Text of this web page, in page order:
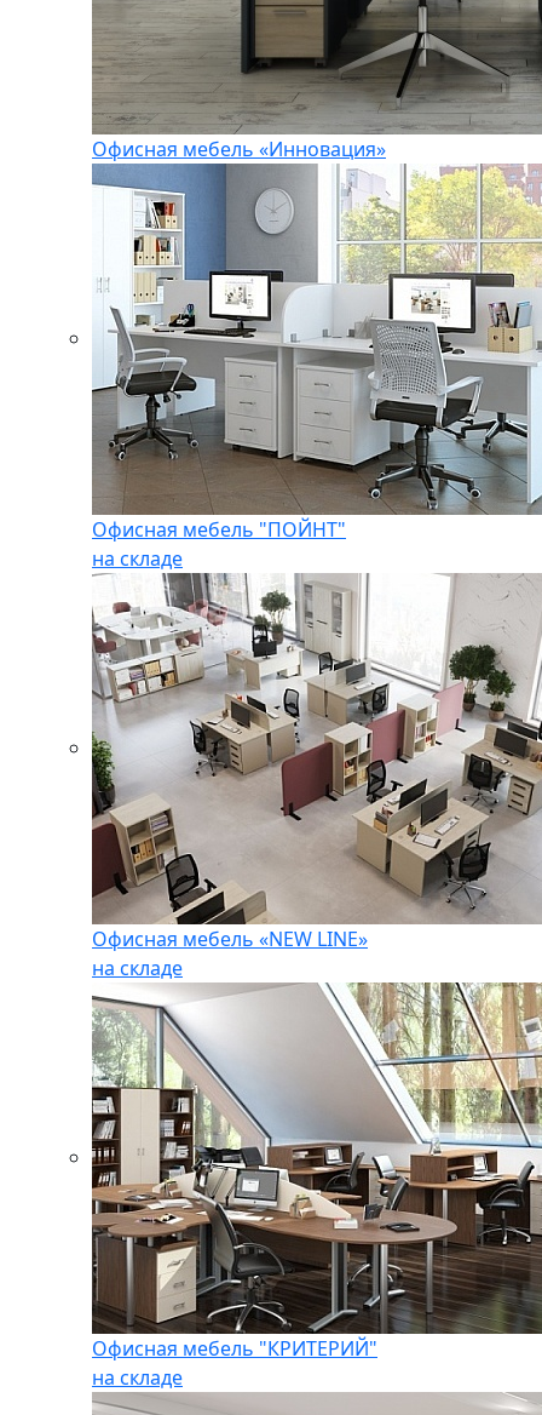
Офисная мебель «Инновация»
Офисная мебель "ПОЙНТ"
на складе
Офисная мебель «NEW LINE»
на складе
Офисная мебель "КРИТЕРИЙ"
на складе